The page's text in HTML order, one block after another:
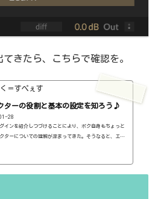
きたら、こちらで確認を。
＝すぺぇす
ターの役割と基本の設定を知ろう♪
28
インを紹介しつづけることにより、ボク自身もちょっと
ターについての理解が深まってきた。そうなると、エフ